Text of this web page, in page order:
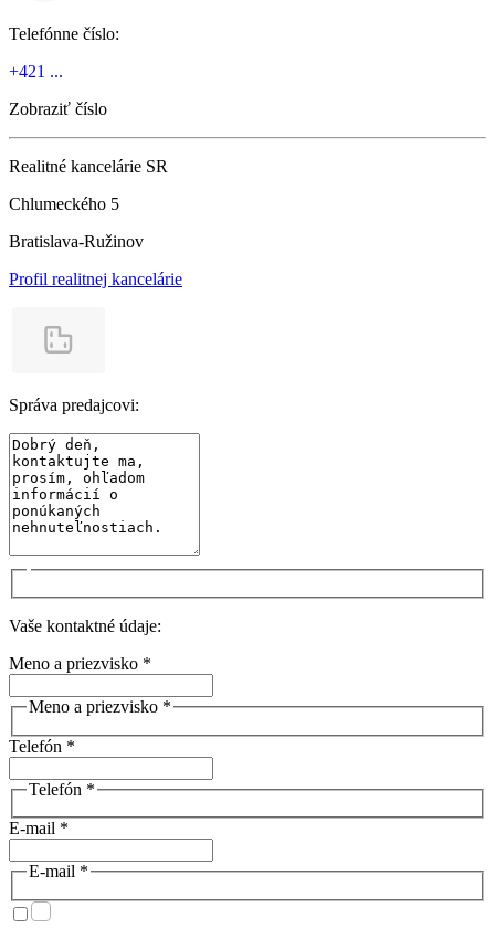
Telefónne číslo:
+421 ...
Zobraziť číslo
Realitné kancelárie SR
Chlumeckého 5
Bratislava-Ružinov
Profil realitnej kancelárie
Správa predajcovi:
Vaše kontaktné údaje:
Meno a priezvisko *
Meno a priezvisko *
Telefón *
Telefón *
E-mail *
E-mail *